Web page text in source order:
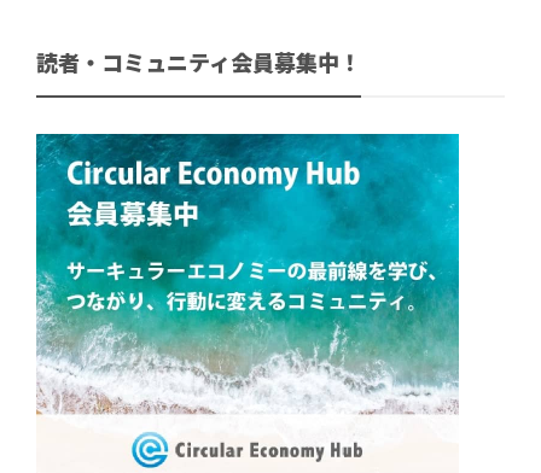
読者・コミュニティ会員募集中！